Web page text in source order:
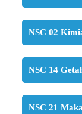
NSC 02
NSC 14
NSC 21